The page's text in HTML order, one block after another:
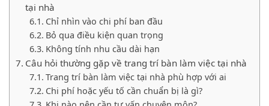
tại nhà
Chỉ nhìn vào chi phí ban đầu
Bỏ qua điều kiện quan trọng
Không tính nhu cầu dài hạn
Câu hỏi thường gặp về trang trí bàn làm việc tại nhà
Trang trí bàn làm việc tại nhà phù hợp với ai
Chi phí hoặc yếu tố cần chuẩn bị là gì?